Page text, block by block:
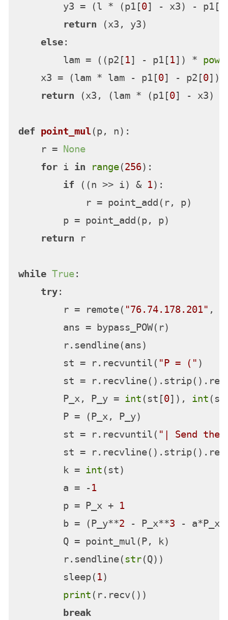
        y3 = (l * (p1[
0] - x3) - p1[
return (x3, y3)
else:
        lam = ((p2[
1] - p1[1]) * pow
    x3 = (lam * lam - p1[
0] - p2[0])
return (x3, (lam * (p1[0] - x3) -
def point_mul(p, n):
    r =
None
for i in range(256):
if ((n >> i) & 1):
            r = point_add(r, p)
        p = point_add(p, p)
return r
while True:
try:
        r = remote(
"76.74.178.201" ,
        ans = bypass_POW(r)
        r.sendline(ans)
        st = r.recvuntil(
"P = (" )
st =
        P_x, P_y =
int (st[0]), int
        P = (P_x, P_y)
        st = r.recvuntil(
"| Send the
st =
        k =
int (st)
        a = -
1
        p = P_x +
1
        b = (P_y**
2 - P_x**3 - a*P_x)
        Q = point_mul(P, k)
        r.sendline(
str(Q))
        sleep(
1)
print (r.recv())
break